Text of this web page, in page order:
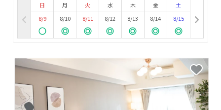
日
8/9
月
8/10
火
8/11
水
8/12
木
8/13
金
8/14
土
8/15